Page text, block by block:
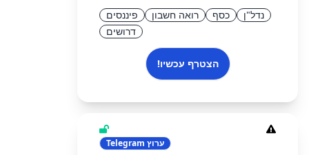
נדל"ן כסף רואה חשבון
פיננסים
דרושים
הצטרף עכשיו!
ערוץ